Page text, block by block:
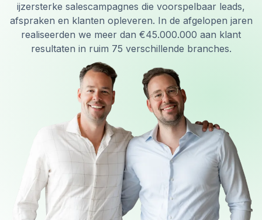
ijzersterke salescampagnes die voorspelbaar leads,
afspraken en klanten opleveren. In de afgelopen jaren
realiseerden we meer dan €45.000.000 aan klant
resultaten in ruim 75 verschillende branches.